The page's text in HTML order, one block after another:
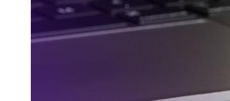
8 (391) 297-00-15
galerea-zvukov@yandex.ru